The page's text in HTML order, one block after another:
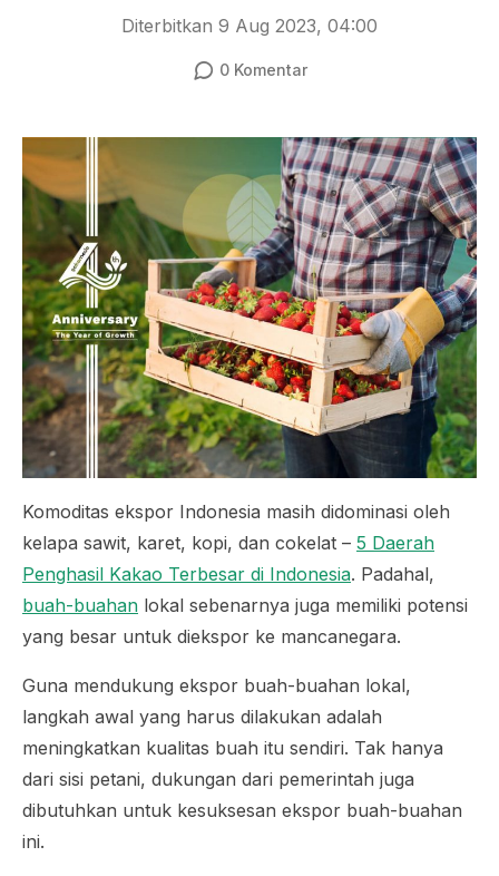
Diterbitkan 9 Aug 2023, 04:00
0Komentar
Komoditas ekspor Indonesia masih didominasi oleh
kelapa sawit, karet, kopi, dan cokelat – 5 Daerah
Penghasil Kakao Terbesar di Indonesia. Padahal,
buah-buahan lokal sebenarnya juga memiliki potensi
yang besar untuk diekspor ke mancanegara.
Guna mendukung ekspor buah-buahan lokal,
langkah awal yang harus dilakukan adalah
meningkatkan kualitas buah itu sendiri. Tak hanya
dari sisi petani, dukungan dari pemerintah juga
dibutuhkan untuk kesuksesan ekspor buah-buahan
ini.